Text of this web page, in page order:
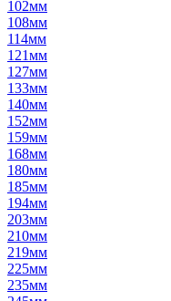
102мм
108мм
114мм
121мм
127мм
133мм
140мм
152мм
159мм
168мм
180мм
185мм
194мм
203мм
210мм
219мм
225мм
235мм